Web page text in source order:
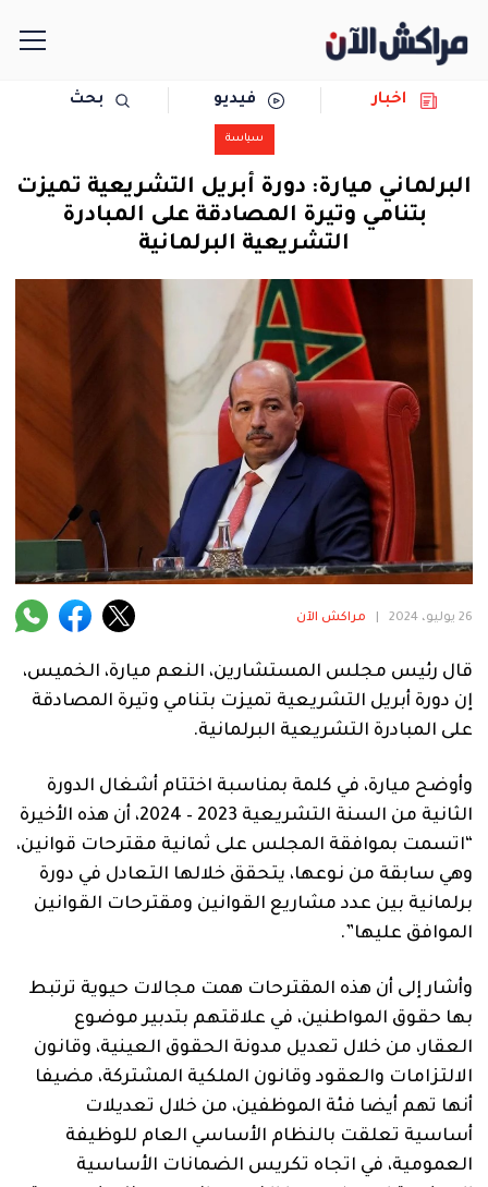
سياسة
رياضة
المرأة
منوعة
اخبار فيديو بحث
سياسة
البرلماني ميارة: دورة أبريل التشريعية تميزت
بتنامي وتيرة المصادقة على المبادرة
التشريعية البرلمانية
26 يوليو، 2024 مراكش الآن
قال رئيس مجلس المستشارين، النعم ميارة، الخميس،
إن دورة أبريل التشريعية تميزت بتنامي وتيرة المصادقة
على المبادرة التشريعية البرلمانية.
وأوضح ميارة، في كلمة بمناسبة اختتام أشغال الدورة
الثانية من السنة التشريعية 2023 – 2024، أن هذه الأخيرة
“اتسمت بموافقة المجلس على ثمانية مقترحات قوانين،
وهي سابقة من نوعها، يتحقق خلالها التعادل في دورة
برلمانية بين عدد مشاريع القوانين ومقترحات القوانين
الموافق عليها”.
وأشار إلى أن هذه المقترحات همت مجالات حيوية ترتبط
بها حقوق المواطنين، في علاقتهم بتدبير موضوع
العقار، من خلال تعديل مدونة الحقوق العينية، وقانون
الالتزامات والعقود وقانون الملكية المشتركة، مضيفا
أنها تهم أيضا فئة الموظفين، من خلال تعديلات
أساسية تعلقت بالنظام الأساسي العام للوظيفة
العمومية، في اتجاه تكريس الضمانات الأساسية